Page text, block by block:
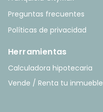
Preguntas frecuentes
Políticas de privacidad
Herramientas
Calculadora hipotecaria
Vende / Renta tu inmueble